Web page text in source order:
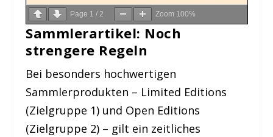
Page 1 /2 Zoom 100%
Sammlerartikel: Noch
strengere Regeln
Bei besonders hochwertigen
Sammlerprodukten – Limited Editions
(Zielgruppe 1) und Open Editions
(Zielgruppe 2) – gilt ein zeitliches